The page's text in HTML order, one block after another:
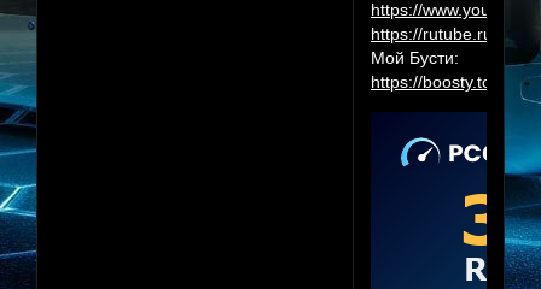
https://
https://rutube.ru/
Мой Бусти:
https://boosty.to/